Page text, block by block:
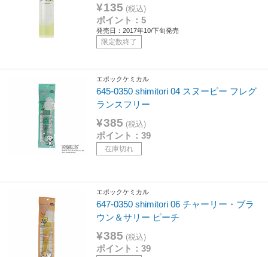
¥135 (税込)
ポイント：5
発売日：2017年10/下旬発売
限定数終了
エポックケミカル
645-0350 shimitori 04 スヌーピー フレグ
ランスフリー
¥385 (税込)
ポイント：39
在庫切れ
エポックケミカル
647-0350 shimitori 06 チャーリー・ブラ
ウン＆サリー ピーチ
¥385 (税込)
ポイント：39